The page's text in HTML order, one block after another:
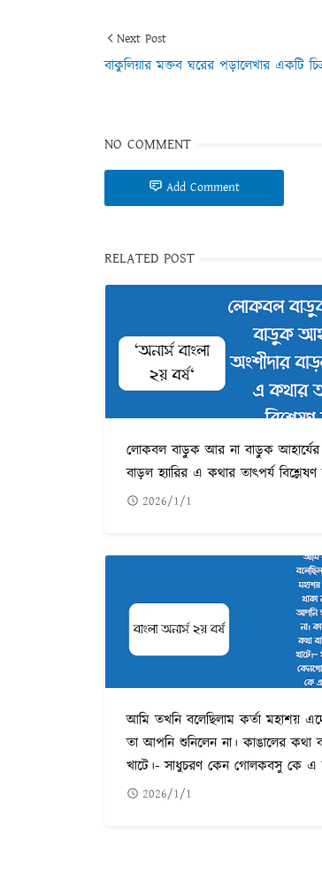
Next Post
বাকুলিয়ার মক্তব ঘরের পড়ালেখার একটি
NO COMMENT
Add Comment
RELATED POST
লোকবল বাড়ুক আর না বাড়ুক আহার্যের
বাড়ল হ্যারির এ কথার তাৎপর্য
2026/1/1
আমি তখনি বলেছিলাম কর্তা মহাশয়
তা আপনি শুনিলেন না। কাঙালের কথা
খাটে।- সাধুচরণ কেন গোলকবসু কে এ
2026/1/1